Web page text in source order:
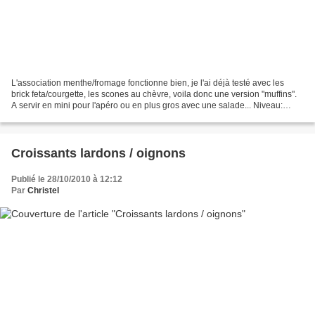
L'association menthe/fromage fonctionne bien, je l'ai déjà testé avec les
brick feta/courgette, les scones au chèvre, voila donc une version "muffins".
A servir en mini pour l'apéro ou en plus gros avec une salade... Niveau:
Croissants lardons / oignons
Publié le 28/10/2010 à 12:12
Par Christel